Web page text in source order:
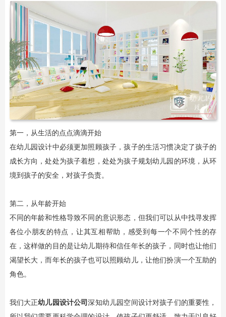
第一，从生活的点点滴滴开始
在幼儿园设计中必须更加照顾孩子，孩子的生活习惯决定了孩子的
成长方向，处处为孩子着想，处处为孩子规划幼儿园的环境，从环
境到孩子的安全，对孩子负责。
第二，从年龄开始
不同的年龄和性格导致不同的意识形态，但我们可以从中找寻发挥
各位小朋友的特点，让其互相帮助，感受到每一个不同个性的存
在，这样做的目的是让幼儿期待和信任年长的孩子，同时也让他们
渴望长大，而年长的孩子也可以照顾幼儿，让他们扮演一个互助的
角色。
我们大正幼儿园设计公司深知幼儿园空间设计对孩子们的重要性，